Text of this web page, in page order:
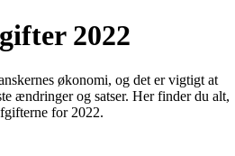
2022
økonomi, og det er vigtigt at
ændringer og satser. Her finder du alt,
for 2022.